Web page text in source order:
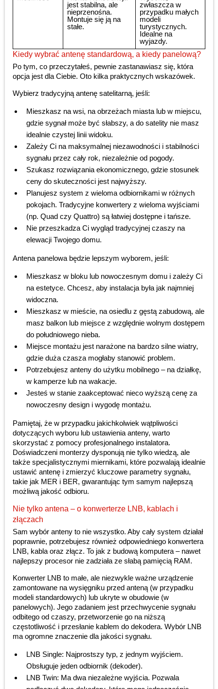
jest stabilna, ale
nieprzenośna.
Montuje się ją na
stałe.
zwłaszcza w
przypadku małych
modeli
turystycznych.
Idealne na
wyjazdy.
Kiedy wybrać antenę standardową, a kiedy panelową?
Po tym, co przeczytałeś, pewnie zastanawiasz się, która
opcja jest dla Ciebie. Oto kilka praktycznych wskazówek.
Wybierz tradycyjną antenę satelitarną, jeśli:
Mieszkasz na wsi, na obrzeżach miasta lub w miejscu,
gdzie sygnał może być słabszy, a do satelity nie masz
idealnie czystej linii widoku.
Zależy Ci na maksymalnej niezawodności i stabilności
sygnału przez cały rok, niezależnie od pogody.
Szukasz rozwiązania ekonomicznego, gdzie stosunek
ceny do skuteczności jest najwyższy.
Planujesz system z wieloma odbiornikami w różnych
pokojach. Tradycyjne konwertery z wieloma wyjściami
(np. Quad czy Quattro) są łatwiej dostępne i tańsze.
Nie przeszkadza Ci wygląd tradycyjnej czaszy na
elewacji Twojego domu.
Antena panelowa będzie lepszym wyborem, jeśli:
Mieszkasz w bloku lub nowoczesnym domu i zależy Ci
na estetyce. Chcesz, aby instalacja była jak najmniej
widoczna.
Mieszkasz w mieście, na osiedlu z gęstą zabudową, ale
masz balkon lub miejsce z względnie wolnym dostępem
do południowego nieba.
Miejsce montażu jest narażone na bardzo silne wiatry,
gdzie duża czasza mogłaby stanowić problem.
Potrzebujesz anteny do użytku mobilnego – na działkę,
w kamperze lub na wakacje.
Jesteś w stanie zaakceptować nieco wyższą cenę za
nowoczesny design i wygodę montażu.
Pamiętaj, że w przypadku jakichkolwiek wątpliwości
dotyczących wyboru lub ustawienia anteny, warto
skorzystać z pomocy profesjonalnego instalatora.
Doświadczeni monterzy dysponują nie tylko wiedzą, ale
także specjalistycznymi miernikami, które pozwalają idealnie
ustawić antenę i zmierzyć kluczowe parametry sygnału,
takie jak MER i BER, gwarantując tym samym najlepszą
możliwą jakość odbioru.
Nie tylko antena – o konwerterze LNB, kablach i
złączach
Sam wybór anteny to nie wszystko. Aby cały system działał
poprawnie, potrzebujesz również odpowiedniego konwertera
LNB, kabla oraz złącz. To jak z budową komputera – nawet
najlepszy procesor nie zadziała ze słabą pamięcią RAM.
Konwerter LNB to małe, ale niezwykle ważne urządzenie
zamontowane na wysięgniku przed anteną (w przypadku
modeli standardowych) lub ukryte w obudowie (w
panelowych). Jego zadaniem jest przechwycenie sygnału
odbitego od czaszy, przetworzenie go na niższą
częstotliwość i przesłanie kablem do dekodera. Wybór LNB
ma ogromne znaczenie dla jakości sygnału.
LNB Single: Najprostszy typ, z jednym wyjściem.
Obsługuje jeden odbiornik (dekoder).
LNB Twin: Ma dwa niezależne wyjścia. Pozwala